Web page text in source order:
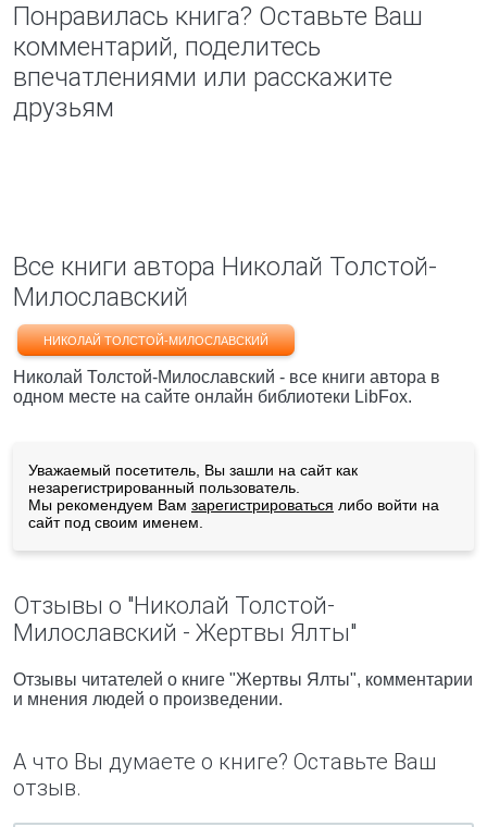
Понравилась книга? Оставьте Ваш
комментарий, поделитесь
впечатлениями или расскажите
друзьям
Все книги автора Николай Толстой-
Милославский
НИКОЛАЙ ТОЛСТОЙ-МИЛОСЛАВСКИЙ
Николай Толстой-Милославский - все книги автора в
одном месте на сайте онлайн библиотеки LibFox.
Уважаемый посетитель, Вы зашли на сайт как
незарегистрированный пользователь.
Мы рекомендуем Вам зарегистрироваться либо войти на
сайт под своим именем.
Отзывы о "Николай Толстой-
Милославский - Жертвы Ялты"
Отзывы читателей о книге "Жертвы Ялты", комментарии
и мнения людей о произведении.
А что Вы думаете о книге? Оставьте Ваш
отзыв.